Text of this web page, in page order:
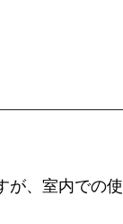
が、室内での